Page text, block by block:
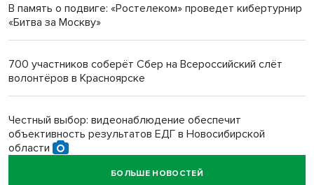
Новосибирский преподаватель с женой вошли в топ-16
Обновлённое отделение ВТБ открылось в Искитиме
В память о подвиге: «Ростелеком» проведет кибертурнир
«Битва за Москву»
700 участников соберёт Сбер на Всероссийский слёт
волонтёров в Красноярске
Честный выбор: видеонаблюдение обеспечит
объективность результатов ЕДГ в Новосибирской
области
БОЛЬШЕ НОВОСТЕЙ